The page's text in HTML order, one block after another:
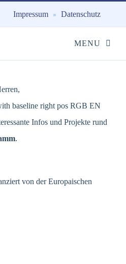
Impressum Datenschutz
Infos und Projekte rund
.